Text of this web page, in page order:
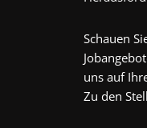
Schauen
uns auf
Zu den